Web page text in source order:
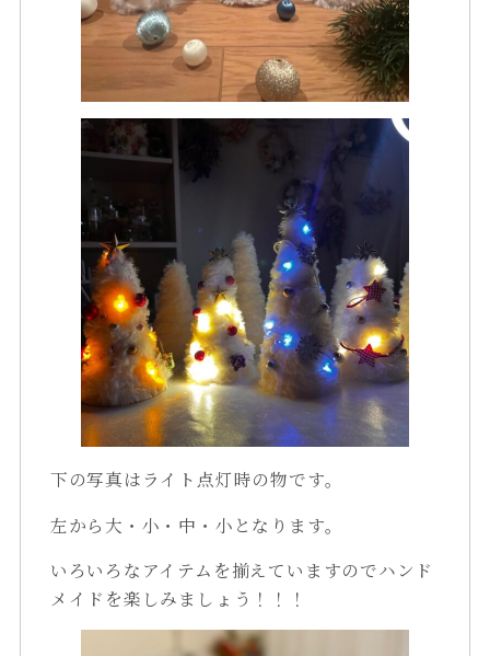
下の写真はライト点灯時の物です。
左から大・小・中・小となります。
いろいろなアイテムを揃えていますのでハンド
メイドを楽しみましょう！！！